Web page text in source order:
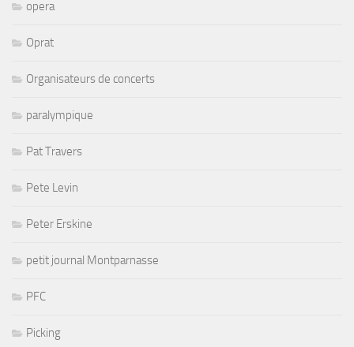
opera
Oprat
Organisateurs de concerts
paralympique
Pat Travers
Pete Levin
Peter Erskine
petit journal Montparnasse
PFC
Picking